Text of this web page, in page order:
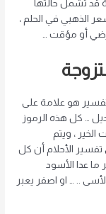
قد تشمل حالتها
الذهبي في الحلم ،
عرضي أو مؤقت …
هو علامة على
… كل هذه الرموز
، ويتم
الأحلام أن كل
ما عدا الأسود
.. … او اصفر يعبر